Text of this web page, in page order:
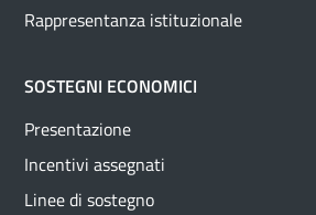
Rappresentanza istituzionale
SOSTEGNI ECONOMICI
Presentazione
Incentivi assegnati
Linee di sostegno